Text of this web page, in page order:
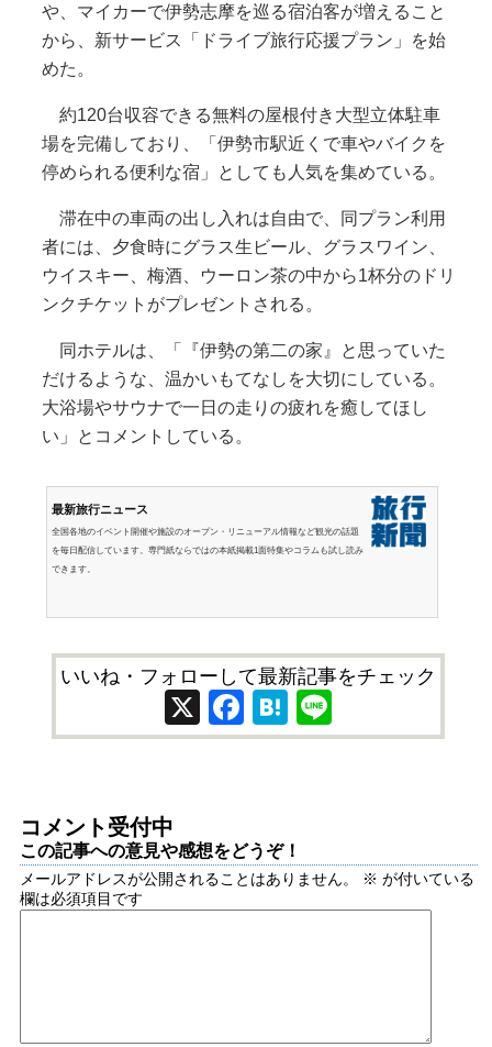
や、マイカーで伊勢志摩を巡る宿泊客が増えること
から、新サービス「ドライブ旅行応援プラン」を始
めた。
約120台収容できる無料の屋根付き大型立体駐車
場を完備しており、「伊勢市駅近くで車やバイクを
停められる便利な宿」としても人気を集めている。
滞在中の車両の出し入れは自由で、同プラン利用
者には、夕食時にグラス生ビール、グラスワイン、
ウイスキー、梅酒、ウーロン茶の中から1杯分のドリ
ンクチケットがプレゼントされる。
同ホテルは、「『伊勢の第二の家』と思っていた
だけるような、温かいもてなしを大切にしている。
大浴場やサウナで一日の走りの疲れを癒してほし
い」とコメントしている。
最新旅行ニュース
全国各地のイベント開催や施設のオープン・リニューアル情報など観光の話題
を毎日配信しています。専門紙ならではの本紙掲載1面特集やコラムも試し読み
できます。
いいね・フォローして最新記事をチェック
X Facebook
Hatena
コメント受付中
この記事への意見や感想をどうぞ！
メールアドレスが公開されることはありません。 ※ が付いている
欄は必須項目です